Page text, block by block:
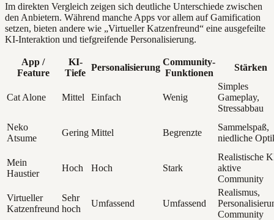
Im direkten Vergleich zeigen sich deutliche Unterschiede zwischen
den Anbietern. Während manche Apps vor allem auf Gamification
setzen, bieten andere wie „Virtueller Katzenfreund“ eine ausgefeilte
KI-Interaktion und tiefgreifende Personalisierung.
App /
Feature
KI-
Tiefe
Personalisierung
Community-
Funktionen
Stärken
Cat Alone Mittel Einfach Wenig
Simples
Gameplay,
Stressabbau
Neko
Atsume
Gering Mittel Begrenzte
Sammelspaß,
niedliche
Mein
Haustier
Hoch Hoch Stark
Realistische
aktive
Community
Virtueller
Katzenfreund
Sehr
hoch
Umfassend Umfassend
Realismus,
Community